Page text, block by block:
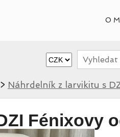
O
> Náhrdelník z larvikitu s
Fénixovy